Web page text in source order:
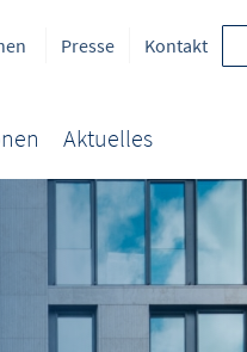
Presse Kontakt
Aktuelles